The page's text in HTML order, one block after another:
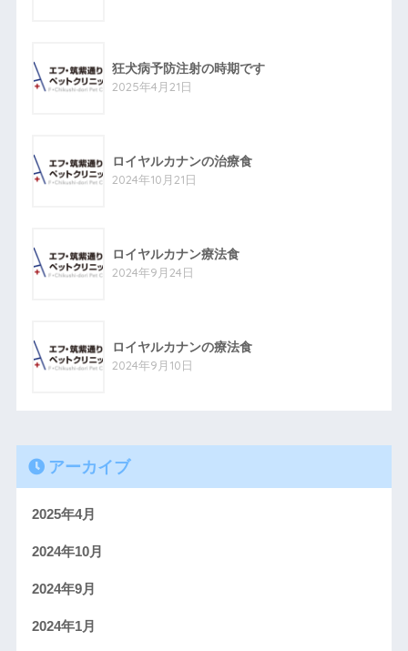
狂犬病予防注射の時期です
2025年4月21日
ロイヤルカナンの治療食
2024年10月21日
ロイヤルカナン療法食
2024年9月24日
ロイヤルカナンの療法食
2024年9月10日
アーカイブ
2025年4月
2024年10月
2024年9月
2024年1月